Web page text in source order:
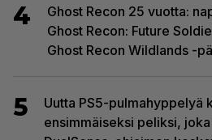
4
Ghost Recon 25 vuotta:
Ghost Recon: Future
Ghost Recon Wildlands -
5
Uutta PS5-pulmahyppelyä
ensimmäiseksi peliksi,